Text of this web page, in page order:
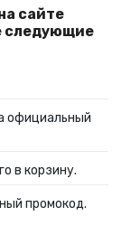
сайте
следующие
официальный
в корзину.
промокод.